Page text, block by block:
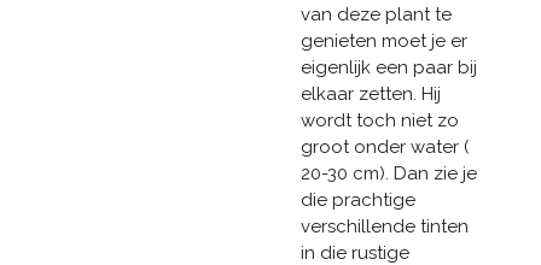
van deze plant te
genieten moet je er
eigenlijk een paar bij
elkaar zetten. Hij
wordt toch niet zo
groot onder water (
20-30 cm). Dan zie je
die prachtige
verschillende tinten
in die rustige